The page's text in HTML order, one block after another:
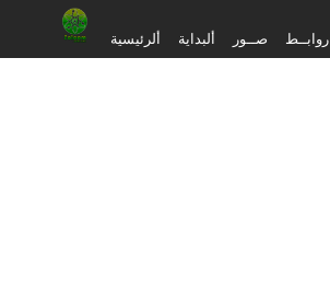
ألرئيسية ألبداية صــور روابــط